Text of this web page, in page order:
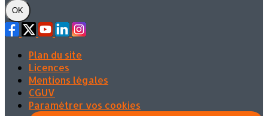
OK
Plan du site
Licences
Mentions légales
CGUV
Paramétrer vos cookies